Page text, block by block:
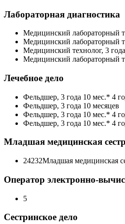
Лабораторная диагностика
Медицинский лабораторный
Медицинский лабораторный
Медицинский технолог, 3
Медицинский лабораторный
Лечебное дело
Фельдшер, 3 года 10 мес.* 4
Фельдшер, 3 года 10 месяцев
Фельдшер, 3 года 10 мес.* 4
Фельдшер, 3 года 10 мес.* 4
Младшая медицинская
24232Младшая медицинская
Оператор электронно-
5
Сестринское дело